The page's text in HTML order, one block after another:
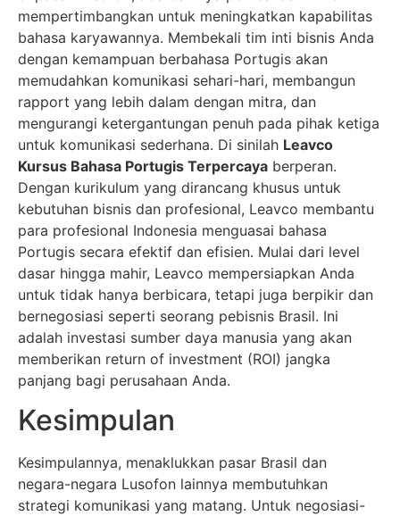
mempertimbangkan untuk meningkatkan kapabilitas
bahasa karyawannya. Membekali tim inti bisnis Anda
dengan kemampuan berbahasa Portugis akan
memudahkan komunikasi sehari-hari, membangun
rapport yang lebih dalam dengan mitra, dan
mengurangi ketergantungan penuh pada pihak ketiga
untuk komunikasi sederhana. Di sinilah Leavco
Kursus Bahasa Portugis Terpercaya berperan.
Dengan kurikulum yang dirancang khusus untuk
kebutuhan bisnis dan profesional, Leavco membantu
para profesional Indonesia menguasai bahasa
Portugis secara efektif dan efisien. Mulai dari level
dasar hingga mahir, Leavco mempersiapkan Anda
untuk tidak hanya berbicara, tetapi juga berpikir dan
bernegosiasi seperti seorang pebisnis Brasil. Ini
adalah investasi sumber daya manusia yang akan
memberikan return of investment (ROI) jangka
panjang bagi perusahaan Anda.
Kesimpulan
Kesimpulannya, menaklukkan pasar Brasil dan
negara-negara Lusofon lainnya membutuhkan
strategi komunikasi yang matang. Untuk negosiasi-